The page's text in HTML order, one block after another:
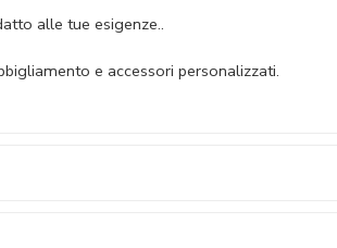
alle tue esigenze..
e accessori personalizzati.